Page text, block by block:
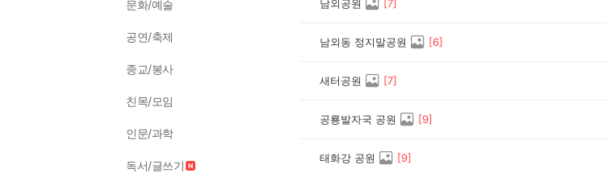
문화/예술
공연/축제
종교/봉사
친목/모임
인문/과학
독서/글쓰기
남외공원 [7]
남외동 정지말공원 [6]
새터공원 [7]
공룡발자국 공원 [9]
태화강 공원 [9]